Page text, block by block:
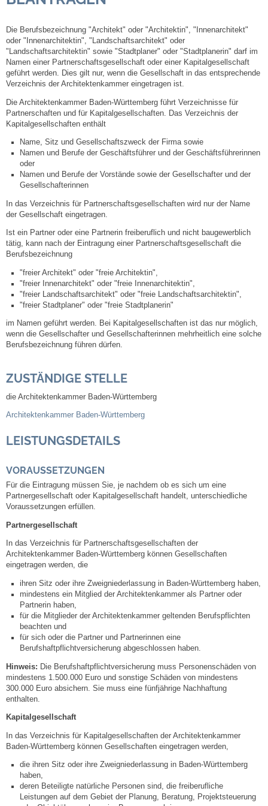
Gebühren und Beiträge
Ortsrecht
Haushalt 2026
Trinkwasser - Härtebereich
Redaktionsstatut für das Amtsblatt
Service
Notdienste
Abfall-Infos
Ortsplan
Schlepper / Traktor
Gemeindeverwaltung
Mitarbeiter
Stellenangebote
Ortsrecht
Schadensmeldungen
Bürgerservice
Gemeinderat
Sitzungsberichte
Gutachterausschuss
Die Berufsbezeichnung "Architekt" oder "Architektin", "Innenarchitekt"
oder "Innenarchitektin", "Landschaftsarchitekt" oder
"Landschaftsarchitektin" sowie "Stadtplaner" oder "Stadtplanerin" darf im
Namen einer Partnerschaftsgesellschaft oder einer Kapitalgesellschaft
geführt werden. Dies gilt nur, wenn die Gesellschaft in das entsprechende
Verzeichnis der Architektenkammer eingetragen ist.
Die Architektenkammer Baden-Württemberg führt Verzeichnisse für
Partnerschaften und für Kapitalgesellschaften. Das Verzeichnis der
Kapitalgesellschaften enthält
Name, Sitz und Gesellschaftszweck der Firma sowie
Namen und Berufe der Geschäftsführer und der Geschäftsführerinnen
oder
Namen und Berufe der Vorstände sowie der Gesellschafter und der
Gesellschafterinnen
In das Verzeichnis für Partnerschaftsgesellschaften wird nur der Name
der Gesellschaft eingetragen.
Ist ein Partner oder eine Partnerin freiberuflich und nicht baugewerblich
tätig, kann nach der Eintragung einer Partnerschaftsgesellschaft die
Berufsbezeichnung
"freier Architekt" oder "freie Architektin",
"freier Innenarchitekt" oder "freie Innenarchitektin",
"freier Landschaftsarchitekt" oder "freie Landschaftsarchitektin",
"freier Stadtplaner" oder "freie Stadtplanerin"
im Namen geführt werden. Bei Kapitalgesellschaften ist das nur möglich,
wenn die Gesellschafter und Gesellschafterinnen mehrheitlich eine solche
Berufsbezeichnung führen dürfen.
ZUSTÄNDIGE STELLE
die Architektenkammer Baden-Württemberg
Architektenkammer Baden-Württemberg
LEISTUNGSDETAILS
VORAUSSETZUNGEN
Für die Eintragung müssen Sie, je nachdem ob es sich um eine
Partnergesellschaft oder Kapitalgesellschaft handelt, unterschiedliche
Voraussetzungen erfüllen.
Partnergesellschaft
In das Verzeichnis für Partnerschaftsgesellschaften der
Architektenkammer Baden-Württemberg können Gesellschaften
eingetragen werden, die
ihren Sitz oder ihre Zweigniederlassung in Baden-Württemberg haben,
mindestens ein Mitglied der Architektenkammer als Partner oder
Partnerin haben,
für die Mitglieder der Architektenkammer geltenden Berufspflichten
beachten und
für sich oder die Partner und Partnerinnen eine
Berufshaftpflichtversicherung abgeschlossen haben.
Hinweis: Die Berufshaftpflichtversicherung muss Personenschäden von
mindestens 1.500.000 Euro und sonstige Schäden von mindestens
300.000 Euro absichern. Sie muss eine fünfjährige Nachhaftung
enthalten.
Kapitalgesellschaft
In das Verzeichnis für Kapitalgesellschaften der Architektenkammer
Baden-Württemberg können Gesellschaften eingetragen werden,
die ihren Sitz oder ihre Zweigniederlassung in Baden-Württemberg
haben,
deren Beteiligte natürliche Personen sind, die freiberufliche
Leistungen auf dem Gebiet der Planung, Beratung, Projektsteuerung